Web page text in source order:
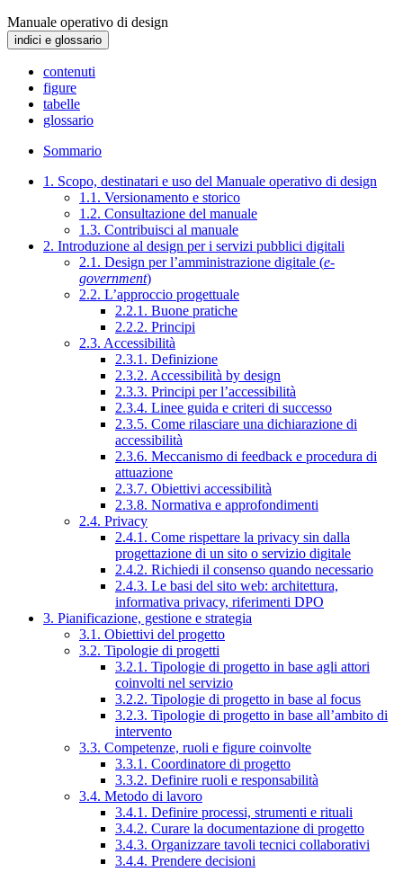
Manuale operativo di design
indici e glossario
contenuti
figure
tabelle
glossario
Sommario
1. Scopo, destinatari e uso del Manuale operativo di design
1.1. Versionamento e storico
1.2. Consultazione del manuale
1.3. Contribuisci al manuale
2. Introduzione al design per i servizi pubblici digitali
2.1. Design per l’amministrazione digitale (e-
government)
2.2. L’approccio progettuale
2.2.1. Buone pratiche
2.2.2. Principi
2.3. Accessibilità
2.3.1. Definizione
2.3.2. Accessibilità by design
2.3.3. Principi per l’accessibilità
2.3.4. Linee guida e criteri di successo
2.3.5. Come rilasciare una dichiarazione di
accessibilità
2.3.6. Meccanismo di feedback e procedura di
attuazione
2.3.7. Obiettivi accessibilità
2.3.8. Normativa e approfondimenti
2.4. Privacy
2.4.1. Come rispettare la privacy sin dalla
progettazione di un sito o servizio digitale
2.4.2. Richiedi il consenso quando necessario
2.4.3. Le basi del sito web: architettura,
informativa privacy, riferimenti DPO
3. Pianificazione, gestione e strategia
3.1. Obiettivi del progetto
3.2. Tipologie di progetti
3.2.1. Tipologie di progetto in base agli attori
coinvolti nel servizio
3.2.2. Tipologie di progetto in base al focus
3.2.3. Tipologie di progetto in base all’ambito di
intervento
3.3. Competenze, ruoli e figure coinvolte
3.3.1. Coordinatore di progetto
3.3.2. Definire ruoli e responsabilità
3.4. Metodo di lavoro
3.4.1. Definire processi, strumenti e rituali
3.4.2. Curare la documentazione di progetto
3.4.3. Organizzare tavoli tecnici collaborativi
3.4.4. Prendere decisioni